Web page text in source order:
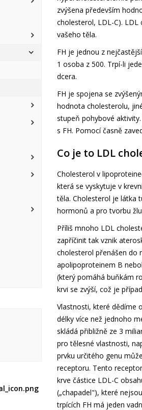
zvýšena především
cholesterol, LDL-C).
vašeho těla.
FH je jednou z
1 osoba z 500. Trpí-li
dcera.
FH je spojena se
hodnota cholesterolu,
stupeň pohybové
s FH. Pomocí časně
Co je to LDL
Cholesterol v
která se vyskytuje v
těla. Cholesterol je látka
hormonů a pro tvorbu
Příliš mnoho LDL
zapříčinit tak vznik
cholesterol přenášen do
apolipoproteinem B
(který pomáhá buňkám
krvi se zvýší, což je
Vlastnosti, které dědíme
délky více než jednoho
skládá přibližně ze 3
pro tělesné vlastnosti,
prvku určitého genu
receptoru. Tento
krve částice LDL-C
(„chapadel"), které
trpících FH má jeden